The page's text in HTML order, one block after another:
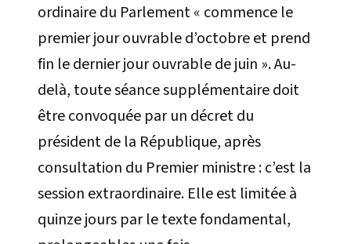
ordinaire du Parlement « commence le
premier jour ouvrable d’octobre et prend
fin le dernier jour ouvrable de juin ». Au-
delà, toute séance supplémentaire doit
être convoquée par un décret du
président de la République, après
consultation du Premier ministre : c’est la
session extraordinaire. Elle est limitée à
quinze jours par le texte fondamental,